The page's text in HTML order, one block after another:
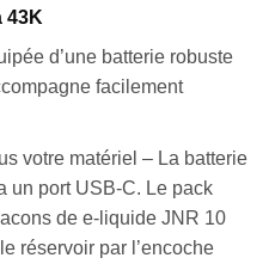
43K
d’une batterie robuste
facilement
votre matériel – La batterie
un port USB-C. Le pack
de e-liquide JNR 10
réservoir par l’encoche